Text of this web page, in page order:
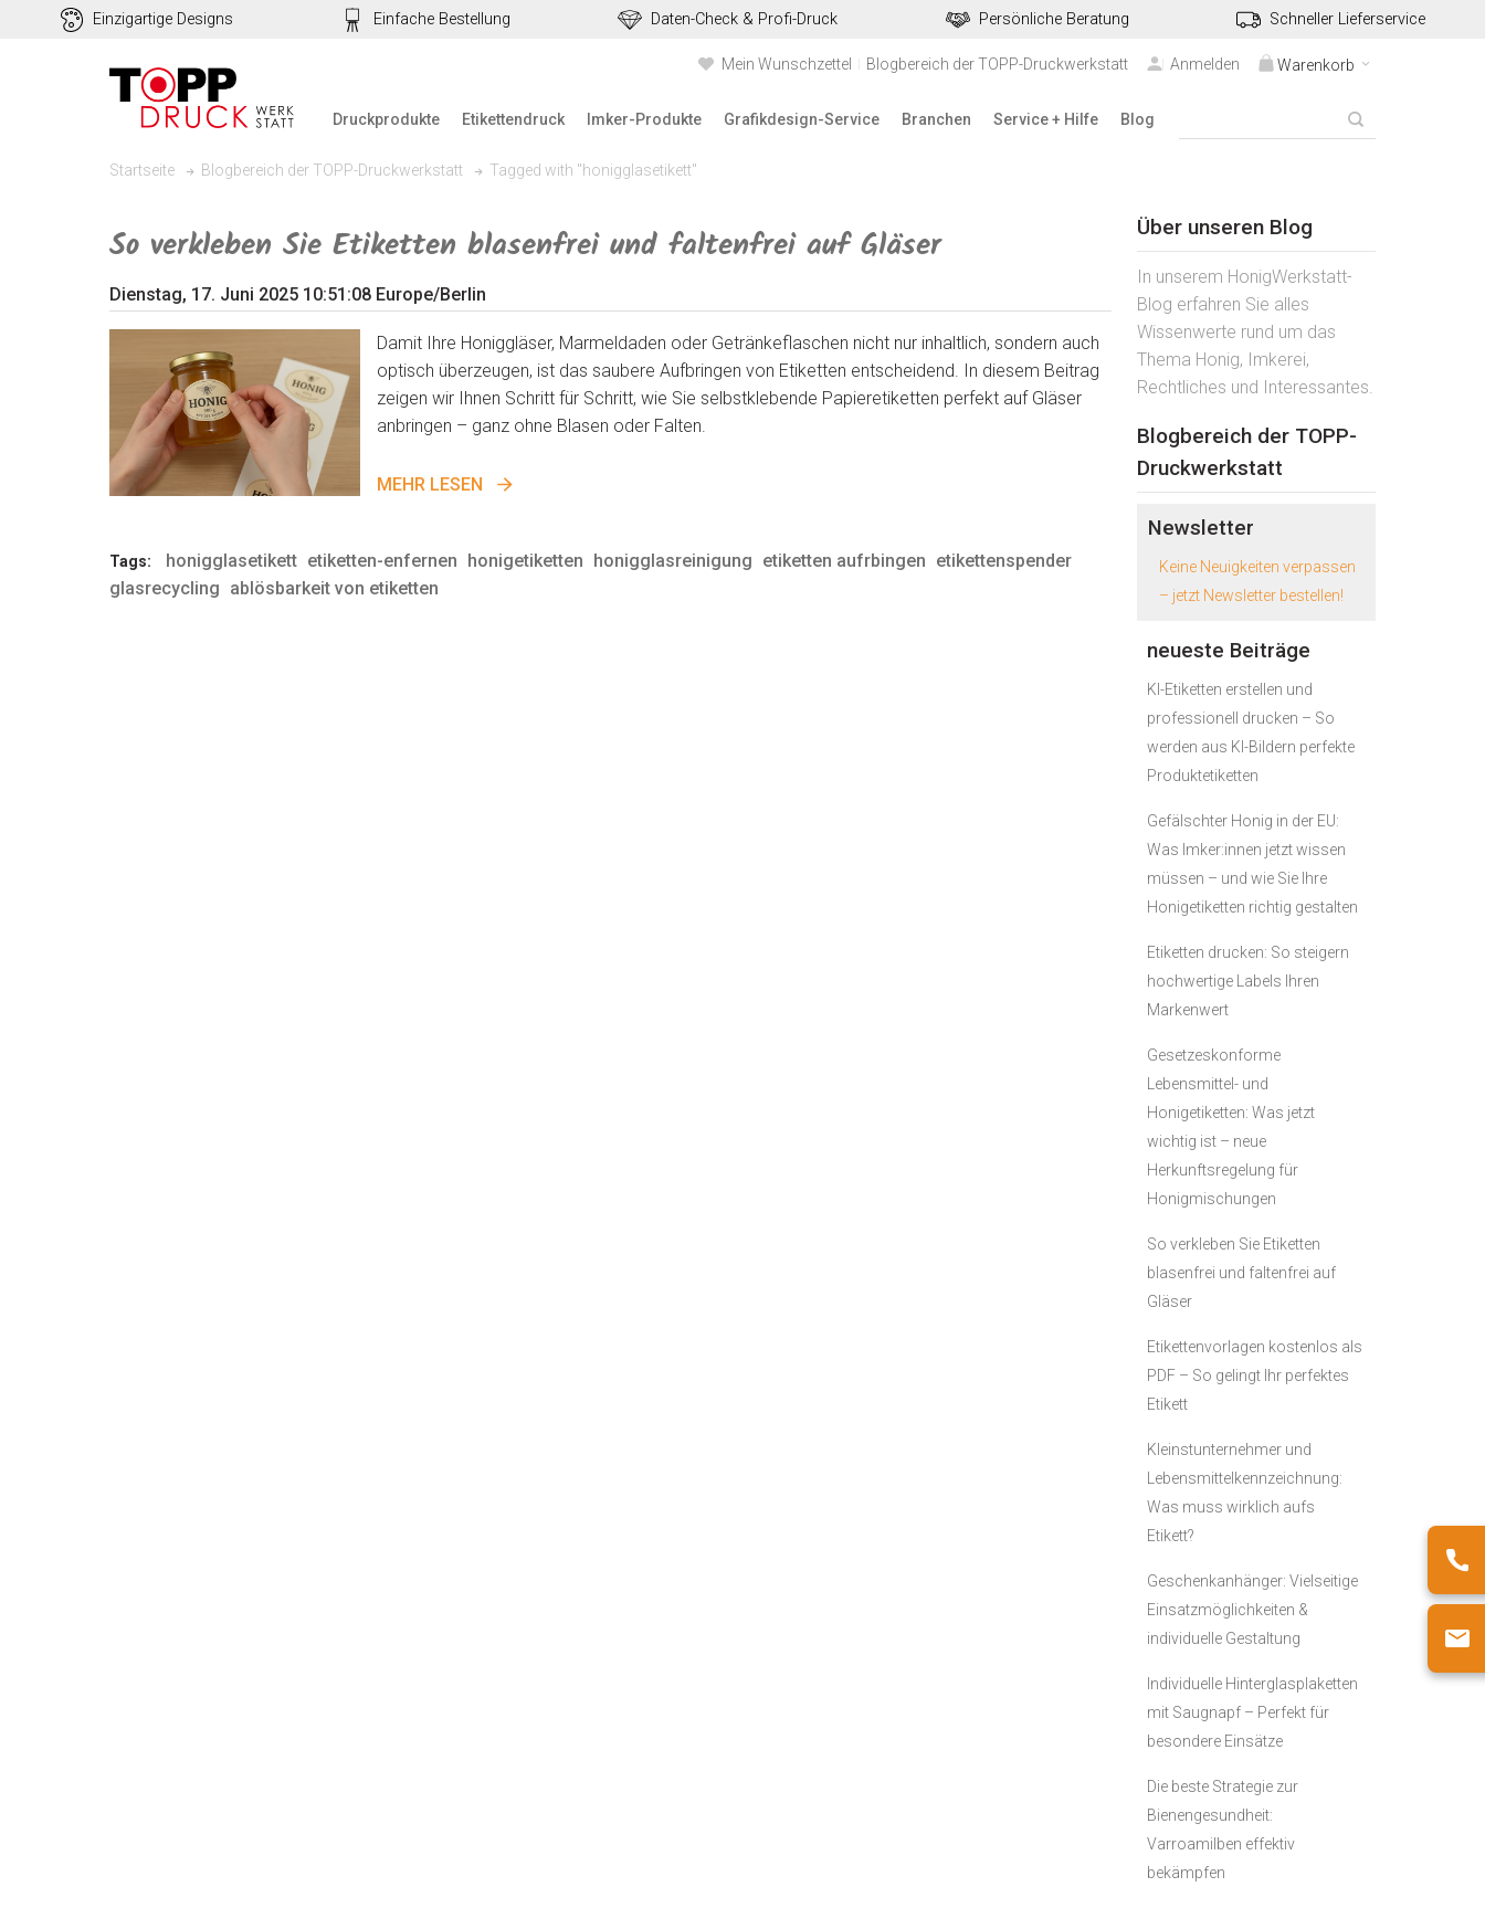
Einzigartige Designs Einfache Bestellung Daten-Check & Profi-Druck Persönliche Beratung Schneller Lieferservice
Warenkorb
Mein Wunschzettel Blogbereich der TOPP-Druckwerkstatt Anmelden
Druckprodukte Etikettendruck Imker-Produkte Grafikdesign-Service Branchen Service + Hilfe Blog
Startseite Blogbereich der TOPP-Druckwerkstatt Tagged with "honigglasetikett"
So verkleben Sie Etiketten blasenfrei und faltenfrei auf Gläser
Dienstag, 17. Juni 2025 10:51:08 Europe/Berlin
Damit Ihre Honiggläser, Marmeldaden oder Getränkeflaschen nicht nur inhaltlich, sondern auch
optisch überzeugen, ist das saubere Aufbringen von Etiketten entscheidend. In diesem Beitrag
zeigen wir Ihnen Schritt für Schritt, wie Sie selbstklebende Papieretiketten perfekt auf Gläser
anbringen – ganz ohne Blasen oder Falten.
MEHR LESEN
Tags: honigglasetikett etiketten-enfernen honigetiketten honigglasreinigung etiketten aufrbingen etikettenspender
glasrecycling ablösbarkeit von etiketten
Über unseren Blog
In unserem HonigWerkstatt-
Blog erfahren Sie alles
Wissenwerte rund um das
Thema Honig, Imkerei,
Rechtliches und Interessantes.
Blogbereich der TOPP-
Druckwerkstatt
Newsletter
Keine Neuigkeiten verpassen
– jetzt Newsletter bestellen!
neueste Beiträge
KI-Etiketten erstellen und
professionell drucken – So
werden aus KI-Bildern perfekte
Produktetiketten
Gefälschter Honig in der EU:
Was Imker:innen jetzt wissen
müssen – und wie Sie Ihre
Honigetiketten richtig gestalten
Etiketten drucken: So steigern
hochwertige Labels Ihren
Markenwert
Gesetzeskonforme
Lebensmittel- und
Honigetiketten: Was jetzt
wichtig ist – neue
Herkunftsregelung für
Honigmischungen
So verkleben Sie Etiketten
blasenfrei und faltenfrei auf
Gläser
Etikettenvorlagen kostenlos als
PDF – So gelingt Ihr perfektes
Etikett
Kleinstunternehmer und
Lebensmittelkennzeichnung:
Was muss wirklich aufs
Etikett?
Geschenkanhänger: Vielseitige
Einsatzmöglichkeiten &
individuelle Gestaltung
Individuelle Hinterglasplaketten
mit Saugnapf – Perfekt für
besondere Einsätze
Die beste Strategie zur
Bienengesundheit:
Varroamilben effektiv
bekämpfen